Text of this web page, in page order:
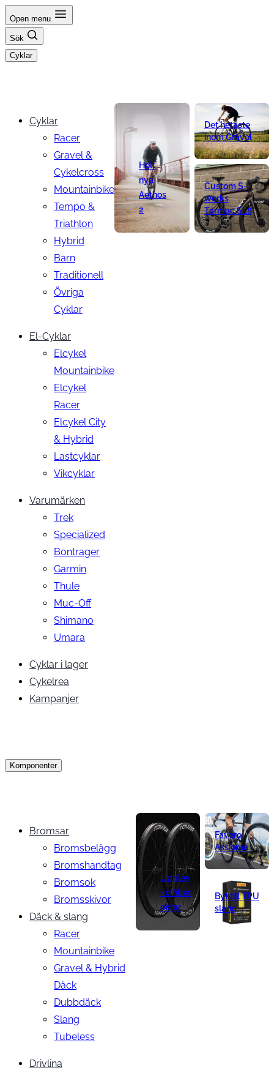
Hoppa
till
innehåll
Open menu
Sök
Cyklar
Cyklar
Racer
Gravel &
Cykelcross
Mountainbike
Tempo &
Triathlon
Hybrid
Barn
Traditionell
Övriga
Cyklar
El-Cyklar
Elcykel
Mountainbike
Elcykel
Racer
Elcykel City
& Hybrid
Lastcyklar
Vikcyklar
Varumärken
Trek
Specialized
Bontrager
Garmin
Thule
Muc-Off
Shimano
Umara
Cyklar i lager
Cykelrea
Kampanjer
Helt
nya
Aethos
2
Det hetaste
inom Gravel
Custom S-
works
Tarmac SL8
Komponenter
Bromsar
Bromsbelägg
Bromshandtag
Bromsok
Bromsskivor
Däck & slang
Racer
Mountainbike
Gravel & Hybrid
Däck
Dubbdäck
Slang
Tubeless
Drivlina
Upplev
kolfiber
ekrar
Favero
Assioma
Byt till TPU
slang